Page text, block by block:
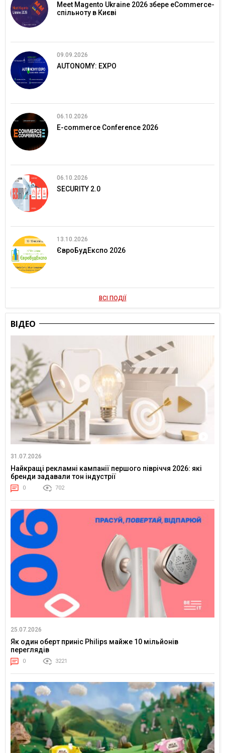
Meet Magento Ukraine 2026 збере eCommerce-
спільноту в Києві
09.09.2026
AUTONOMY: EXPO
06.10.2026
E-commerce Conference 2026
06.10.2026
SECURITY 2.0
13.10.2026
ЄвроБудЕкспо 2026
ВСІ ПОДІЇ
ВІДЕО
31.07.2026
Найкращі рекламні кампанії першого півріччя 2026: які
бренди задавали тон індустрії
0 702
25.07.2026
Як один оберт приніс Philips майже 10 мільйонів
переглядів
0 3221